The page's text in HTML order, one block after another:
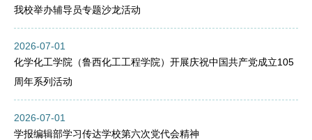
我校举办辅导员专题沙龙活动
2026-07-01
化学化工学院（鲁西化工工程学院）开展庆祝中国共产党成立105
周年系列活动
2026-07-01
学报编辑部学习传达学校第六次党代会精神